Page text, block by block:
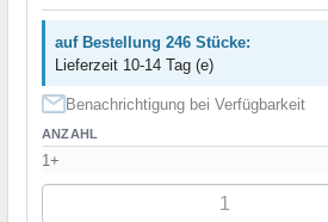
auf Bestellung 246 Stücke:
Lieferzeit 10-14 Tag (e)
Benachrichtigung bei Verfügbarkeit
ANZAHL
1+